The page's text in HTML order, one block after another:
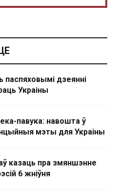
паспяховымі дзеянні
Украіны
павука: навошта ў
мэты для Украіны
казаць пра змяншэнне
6 жніўня